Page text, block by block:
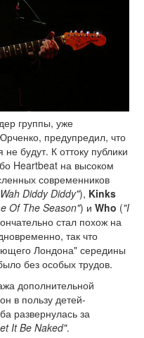
группы, уже
предупредил, что
будут. К оттоку публики
Heartbeat на высоком
современников
Diddy Diddy"), Kinks
Of The Season") и Who ("I
стал похож на
так что
Лондона" середины
без особых трудов.
дополнительной
в пользу детей-
развернулась за
It Be Naked".